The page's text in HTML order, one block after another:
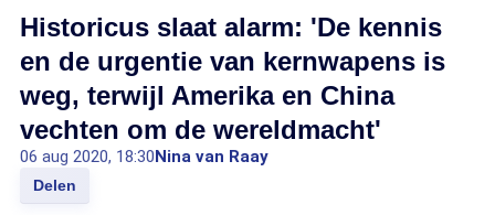
Historicus slaat alarm: 'De kennis
en de urgentie van kernwapens is
weg, terwijl Amerika en China
vechten om de wereldmacht'
06 aug 2020, 18:30Nina van Raay
Delen